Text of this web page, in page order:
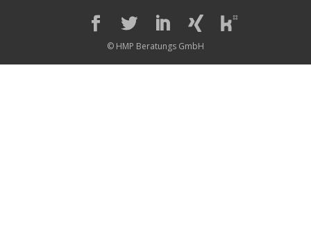
© HMP Beratungs GmbH